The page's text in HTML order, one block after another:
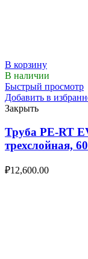
В корзину
В наличии
Быстрый просмотр
Добавить в
Закрыть
Труба PE-RT
трехслойная,
₽12,600.00